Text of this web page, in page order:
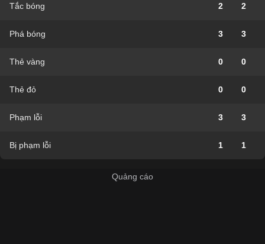
Tắc bóng 2 2
Phá bóng 3 3
Thẻ vàng 0 0
Thẻ đỏ 0 0
Phạm lỗi 3 3
Bị phạm lỗi 1 1